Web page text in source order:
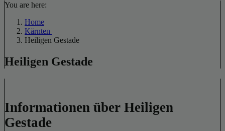
You are here:
Home
Kärnten
Heiligen Gestade
Heiligen Gestade
Informationen über Heiligen
Gestade